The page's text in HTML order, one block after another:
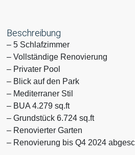
Beschreibung
– 5 Schlafzimmer
– Vollständige Renovierung
– Privater Pool
– Blick auf den Park
– Mediterraner Stil
– BUA 4.279 sq.ft
– Grundstück 6.724 sq.ft
– Renovierter Garten
– Renovierung bis Q4 2024